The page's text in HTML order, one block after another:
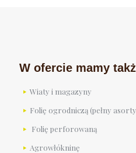
W ofercie mamy
Wiaty i magazyny
Folię ogrodniczą (pełny
Folię perforowaną
Agrowłókninę